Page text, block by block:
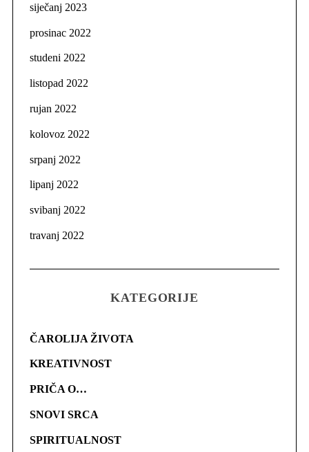
siječanj 2023
prosinac 2022
studeni 2022
listopad 2022
rujan 2022
kolovoz 2022
srpanj 2022
lipanj 2022
svibanj 2022
travanj 2022
KATEGORIJE
ČAROLIJA ŽIVOTA
KREATIVNOST
PRIČA O…
SNOVI SRCA
SPIRITUALNOST